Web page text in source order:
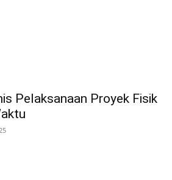
Pelaksanaan Proyek Fisik